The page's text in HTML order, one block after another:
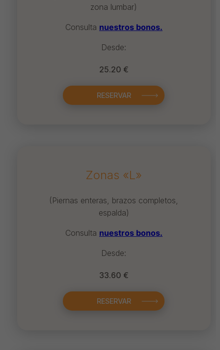
zona lumbar)
Consulta nuestros bonos.
Desde:
25.20 €
RESERVAR
Zonas «L»
(Piernas enteras, brazos completos,
espalda)
Consulta nuestros bonos.
Desde:
33.60 €
RESERVAR